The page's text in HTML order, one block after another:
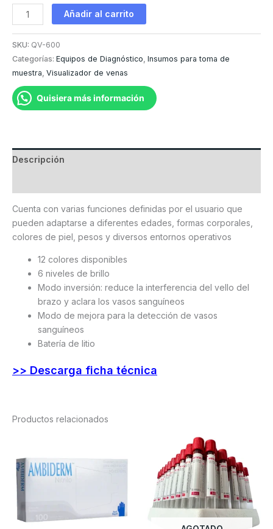
Visualizador
de
Añadir al carrito
SKU: QV-600
Categorías: Equipos de Diagnóstico Insumos para toma de
muestra Visualizador de venas
Quisiera más información
Descripción
Cuenta con varias funciones definidas por el usuario que
pueden adaptarse a diferentes edades, formas corporales,
colores de piel, pesos y diversos entornos operativos
12 colores disponibles
6 niveles de brillo
Modo inversión: reduce la interferencia del vello del
brazo y aclara los vasos sanguíneos
Modo de mejora para la detección de vasos
sanguíneos
Batería de litio
>> Descarga ficha técnica
Productos relacionados